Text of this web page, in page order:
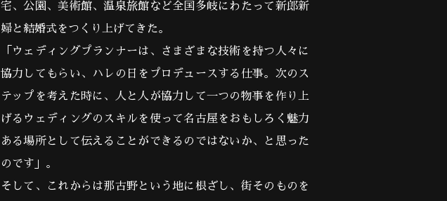
宅、公園、美術館、温泉旅館など全国多岐にわたって新郎新
婦と結婚式をつくり上げてきた。
「ウェディングプランナーは、さまざまな技術を持つ人々に
協力してもらい、ハレの日をプロデュースする仕事。次のス
テップを考えた時に、人と人が協力して一つの物事を作り上
げるウェディングのスキルを使って名古屋をおもしろく魅力
ある場所として伝えることができるのではないか、と思った
のです」。
そして、これからは那古野という地に根ざし、街そのものを